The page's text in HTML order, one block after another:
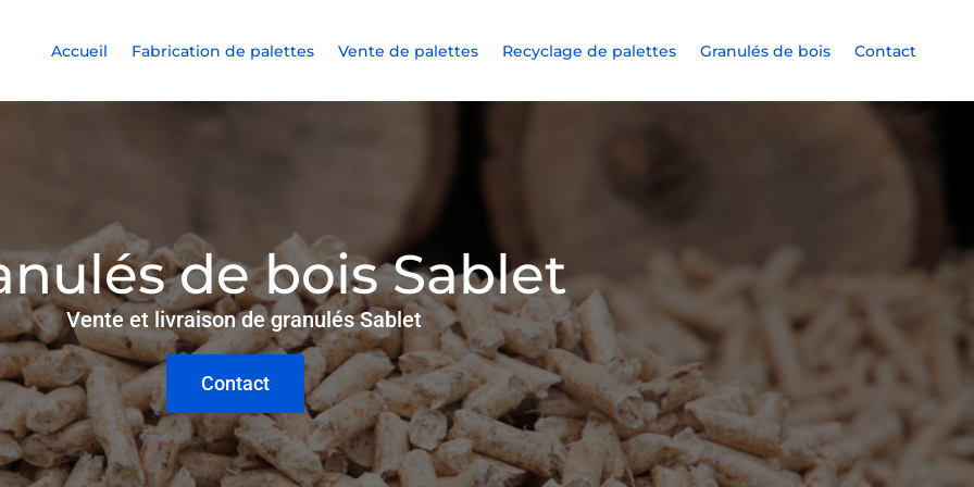
Accueil Fabrication de palettes Vente de palettes Recyclage de palettes Granulés de bois Contact
de bois Sablet
Vente et livraison de granulés Sablet
Contact